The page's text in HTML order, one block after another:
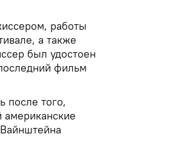
работы
а также
был удостоен
фильм
после того,
американские